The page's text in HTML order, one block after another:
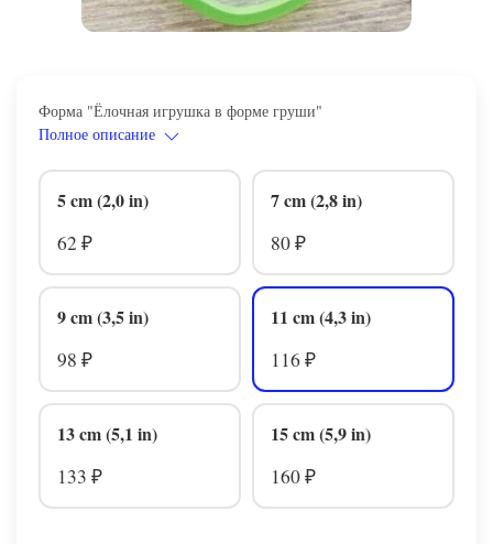
Форма "Ёлочная игрушка в форме груши"
Полное описание
5 cm (2,0 in)
62 ₽
7 cm (2,8 in)
80 ₽
9 cm (3,5 in)
98 ₽
11 cm (4,3 in)
116 ₽
13 cm (5,1 in)
133 ₽
15 cm (5,9 in)
160 ₽